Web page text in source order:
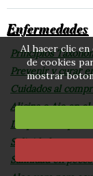
Enfermedades
Principios
Prevenir y curar
Cuidados al
Alicina o Ajo en el
Desparasitar
Salinidad en
Salinidad en
Al hacer clic
de cookies
mostrar